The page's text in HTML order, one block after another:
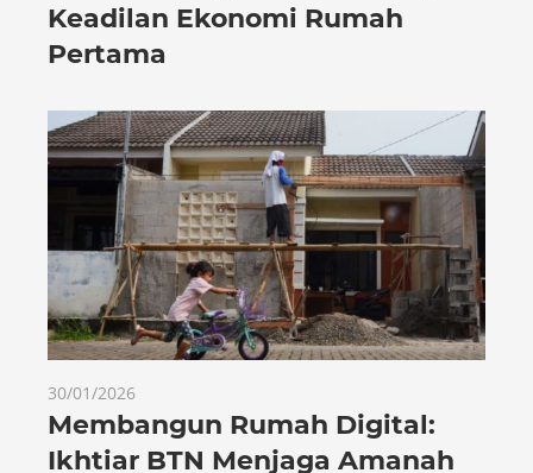
Keadilan Ekonomi Rumah
Pertama
30/01/2026
Membangun Rumah Digital:
Ikhtiar BTN Menjaga Amanah